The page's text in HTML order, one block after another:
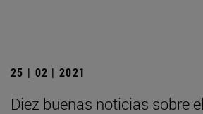
25 | 02 | 2021
Diez buenas noticias sobre